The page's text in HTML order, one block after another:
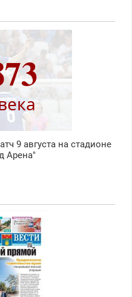
9 августа на стадионе
Арена"